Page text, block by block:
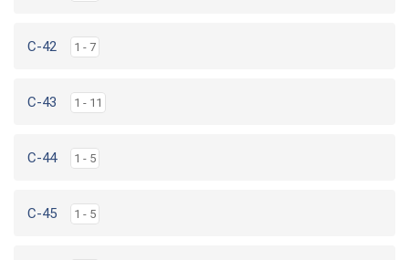
C-42 1 - 7
C-43 1 - 11
C-44 1 - 5
C-45 1 - 5